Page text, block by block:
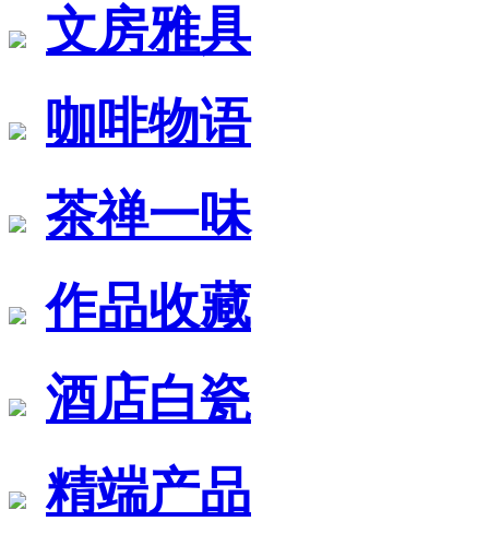
文房雅具
咖啡物语
茶禅一味
作品收藏
酒店白瓷
精端产品